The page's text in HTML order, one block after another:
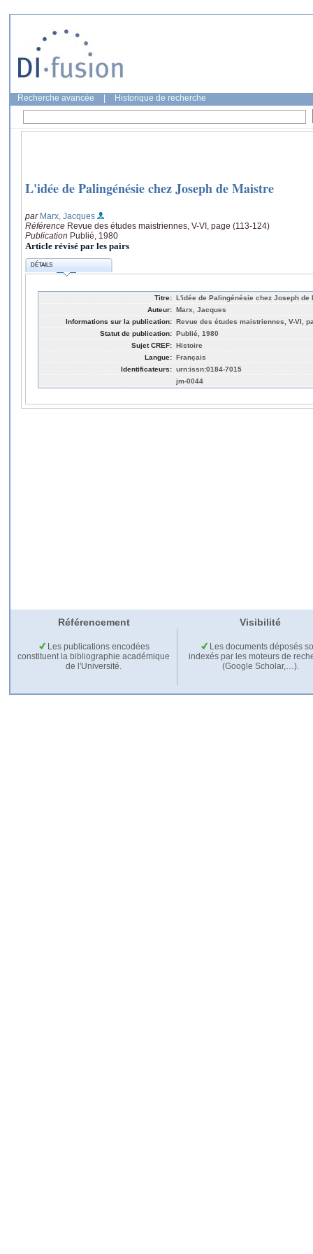
Recherche avancée Historique de recherche
L'idée de Palingénésie chez Joseph de Maistre
par Marx, Jacques
Référence Revue des études maistriennes, V-VI, page (113-124)
Publication Publié, 1980
Article révisé par les pairs
DÉTAILS
Titre: L'idée de Palingénésie chez Joseph de
Auteur: Marx, Jacques
Informations sur la publication: Revue des études maistriennes, V-VI,
Statut de publication: Publié, 1980
Sujet CREF: Histoire
Langue: Français
Identificateurs: urn:issn:0184-7015
jm-0044
Référencement Visibilité
Les publications encodées
constituent la bibliographie académique
de l'Université.
Les documents déposés
indexés par les moteurs de
(Google Scholar,…).